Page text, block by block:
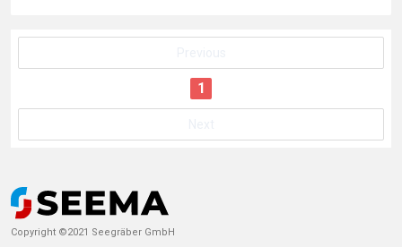
1
Copyright ©2021 Seegräber GmbH